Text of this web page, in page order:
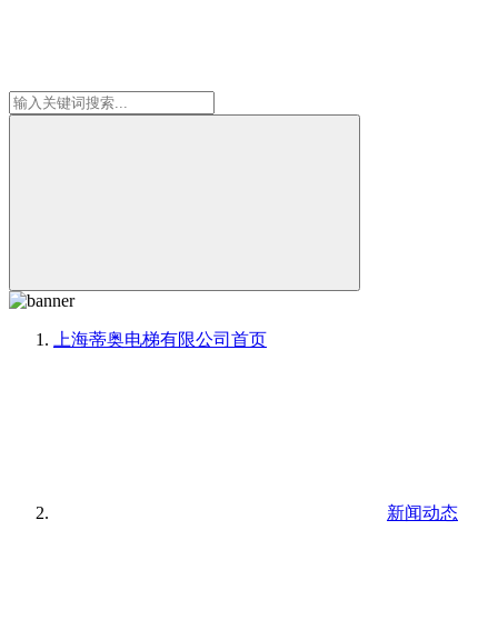
上海蒂奥电梯有限公司 首页
新闻动态